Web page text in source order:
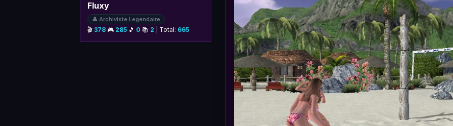
Fluxy
👤 Archiviste Legendaire
🎬378 🎮 285 🎵 0 📚 2 | Total: 665